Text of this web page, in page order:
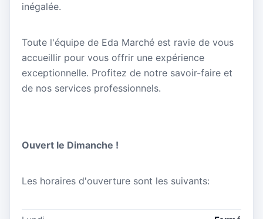
inégalée.
Toute l'équipe de Eda Marché est ravie de vous
accueillir pour vous offrir une expérience
exceptionnelle. Profitez de notre savoir-faire et
de nos services professionnels.
Ouvert le Dimanche !
Les horaires d'ouverture sont les suivants: